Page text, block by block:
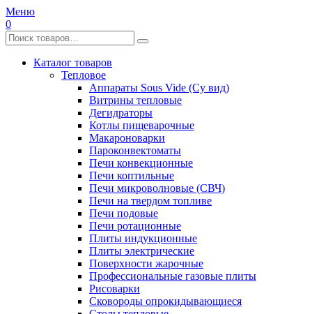
Меню
0
Каталог товаров
Тепловое
Аппараты Sous Vide (Су вид)
Витрины тепловые
Дегидраторы
Котлы пищеварочные
Макароноварки
Пароконвектоматы
Печи конвекционные
Печи коптильные
Печи микроволновые (СВЧ)
Печи на твердом топливе
Печи подовые
Печи ротационные
Плиты индукционные
Плиты электрические
Поверхности жарочные
Профессиональные газовые плиты
Рисоварки
Сковороды опрокидывающиеся